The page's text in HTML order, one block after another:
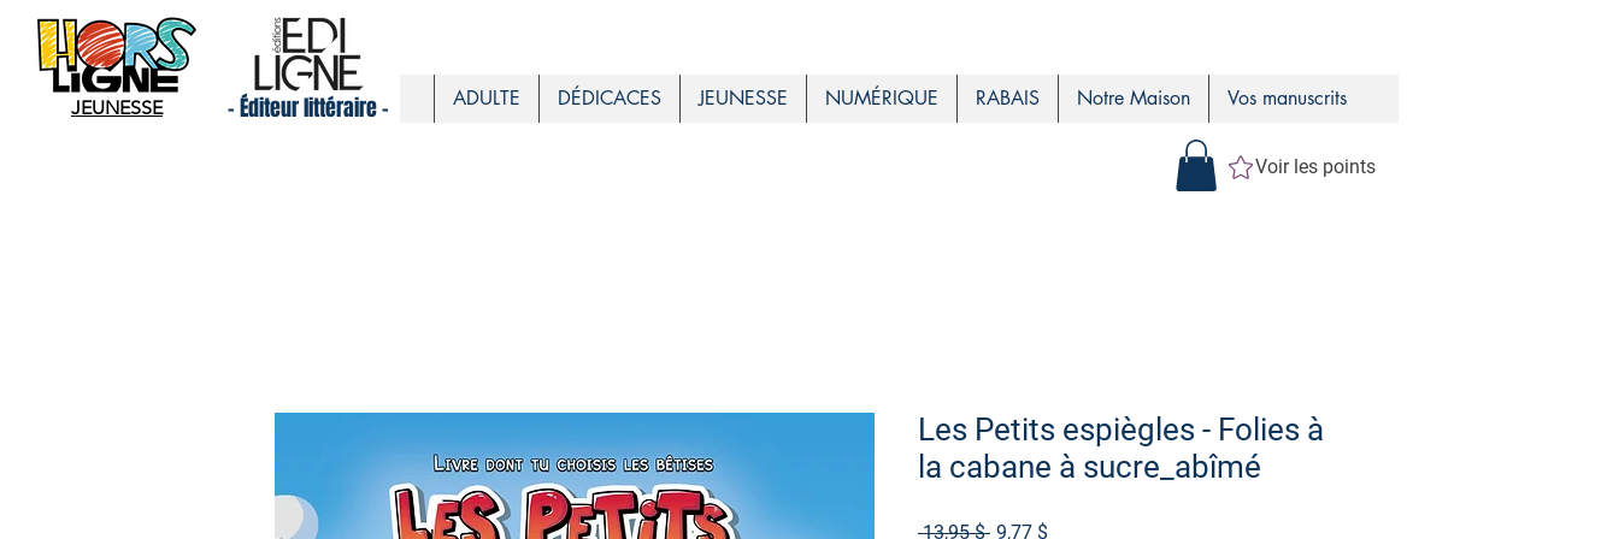
JEUNESSE - Éditeur littéraire - ADULTE DÉDICACES JEUNESSE NUMÉRIQUE RABAIS Notre Maison Vos manuscrits
Voir les points
Les Petits espiègles - Folies à
la cabane à sucre_abîmé
13,95 $ Prix
9,77 $Prix